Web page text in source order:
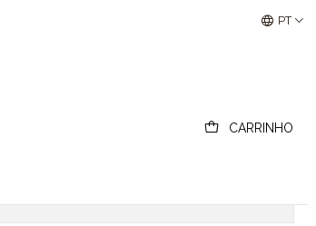
CARRINHO
Buscantiguidades - Leilões Colecionismo e PT